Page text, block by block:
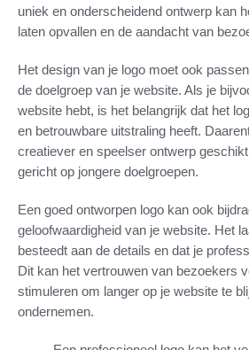
uniek en onderscheidend ontwerp kan
laten opvallen en de aandacht van
Het design van je logo moet ook
de doelgroep van je website. Als je
website hebt, is het belangrijk dat het
en betrouwbare uitstraling heeft.
creatiever en speelser ontwerp
gericht op jongere doelgroepen.
Een goed ontworpen logo kan ook
geloofwaardigheid van je website. Het
besteedt aan de details en dat je
Dit kan het vertrouwen van bezoekers
stimuleren om langer op je website te
ondernemen.